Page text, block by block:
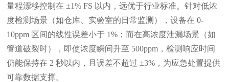
量程漂移控制在 ±1% FS 以内，远优于行业标准。针对低浓
度检测场景（如仓库、实验室的日常监测），设备在 0-
10ppm 区间的线性误差小于 1%；而在高浓度泄漏场景（如
管道破裂时），即使浓度瞬间升至 500ppm，检测响应时间
仍能保持在 2 秒以内，且误差不超过 ±3%，为应急处置提供
可靠数据支撑。